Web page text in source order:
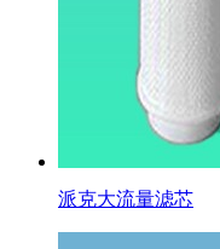
派克大流量滤芯